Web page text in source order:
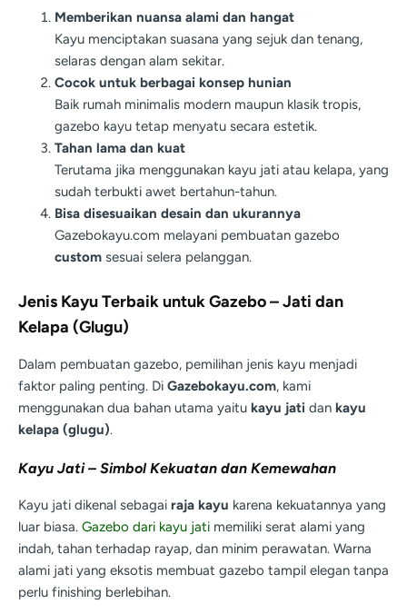
Memberikan nuansa alami dan hangat
Kayu menciptakan suasana yang sejuk dan tenang,
selaras dengan alam sekitar.
Cocok untuk berbagai konsep hunian
Baik rumah minimalis modern maupun klasik tropis,
gazebo kayu tetap menyatu secara estetik.
Tahan lama dan kuat
Terutama jika menggunakan kayu jati atau kelapa, yang
sudah terbukti awet bertahun-tahun.
Bisa disesuaikan desain dan ukurannya
Gazebokayu.com melayani pembuatan gazebo
custom sesuai selera pelanggan.
Jenis Kayu Terbaik untuk Gazebo – Jati dan
Kelapa (Glugu)
Dalam pembuatan gazebo, pemilihan jenis kayu menjadi
faktor paling penting. Di Gazebokayu.com, kami
menggunakan dua bahan utama yaitu kayu jati dan kayu
kelapa (glugu).
Kayu Jati – Simbol Kekuatan dan Kemewahan
Kayu jati dikenal sebagai raja kayu karena kekuatannya yang
luar biasa. Gazebo dari kayu jati memiliki serat alami yang
indah, tahan terhadap rayap, dan minim perawatan. Warna
alami jati yang eksotis membuat gazebo tampil elegan tanpa
perlu finishing berlebihan.